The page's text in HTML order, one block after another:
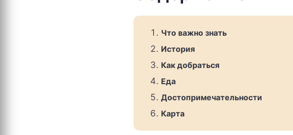
Что важно знать
История
Как добраться
Еда
Достопримечательности
Карта